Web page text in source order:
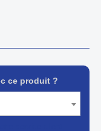
ce produit ?